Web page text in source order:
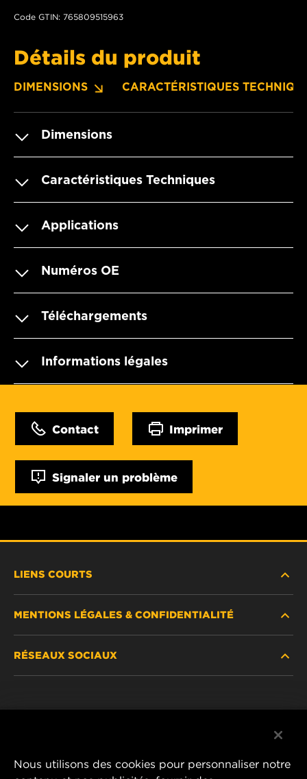
Code GTIN: 765809515963
Détails du produit
DIMENSIONS CARACTÉRISTIQUES
Dimensions
Caractéristiques Techniques
Applications
Numéros OE
Téléchargements
Informations légales
Contact Imprimer
Signaler un problème
LIENS COURTS
OÙ ACHETER
MENTIONS LÉGALES & CONFIDENTIALITÉ
RÉSEAUX SOCIAUX
Nous utilisons des cookies pour personnaliser notre